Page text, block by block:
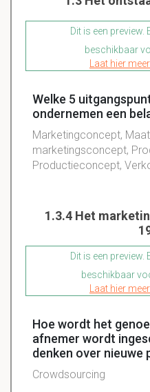
Dit is een
beschikbaar
Laat hier
Welke 5
ondernemen een
Marketingconcept,
marketingsconcept,
Productieconcept,
1.3.4 Het
Dit is een
beschikbaar
Laat hier
Hoe wordt het
afnemer wordt
denken over nieuwe
Crowdsourcing